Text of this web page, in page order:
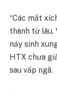
“Các mắt
thành từ
nảy sinh
HTX chưa
sau vấp ngã.